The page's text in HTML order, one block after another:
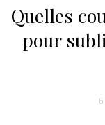
a
v
Quelles
pour